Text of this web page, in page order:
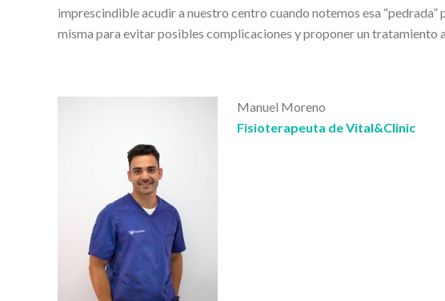
imprescindible acudir a nuestro centro cuando notemos esa
misma para evitar posibles complicaciones y proponer un tratamiento
Manuel Moreno
Fisioterapeuta de Vital&Clinic